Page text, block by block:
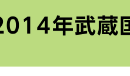
年武蔵